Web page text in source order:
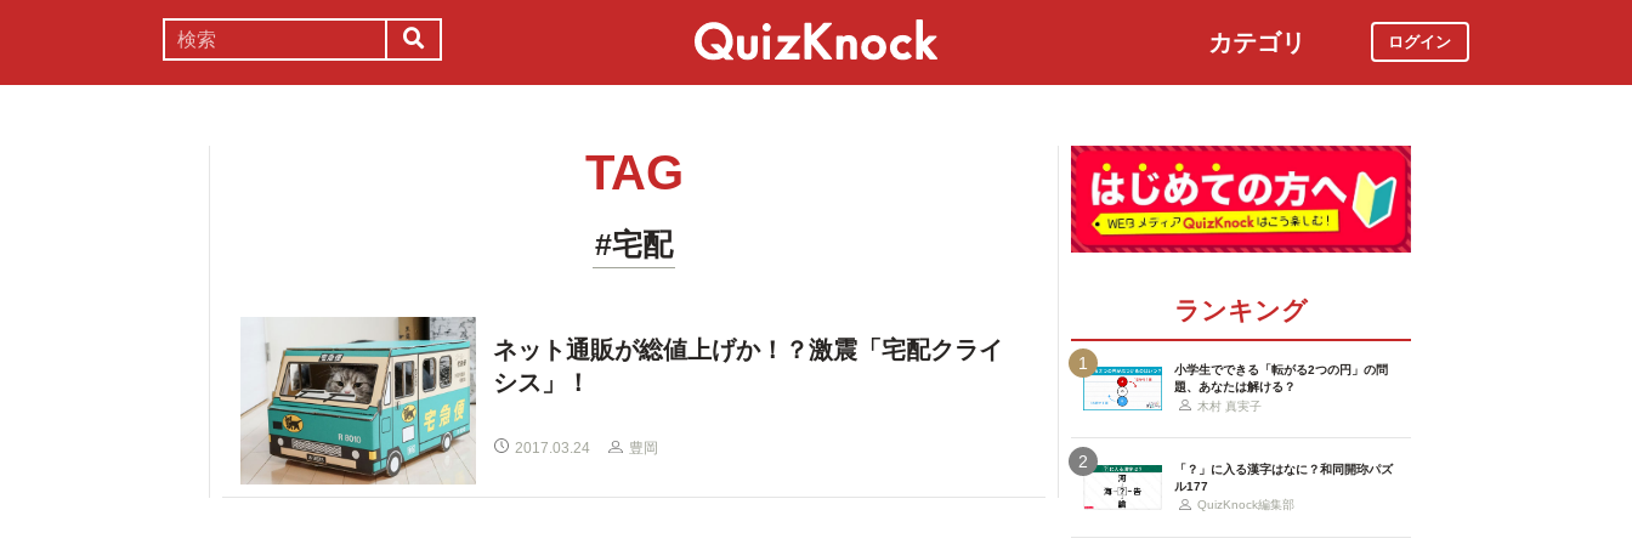
カテゴリ ログイン
TAG
#宅配
ネット通販が総値上げか！？激震「宅配クライ
シス」！
2017.03.24 豊岡
ランキング
1
小学生でできる「転がる2つの円」の問
題、あなたは解ける？
木村 真実子
2
「？」に入る漢字はなに？和同開珎パズ
ル177
QuizKnock編集部